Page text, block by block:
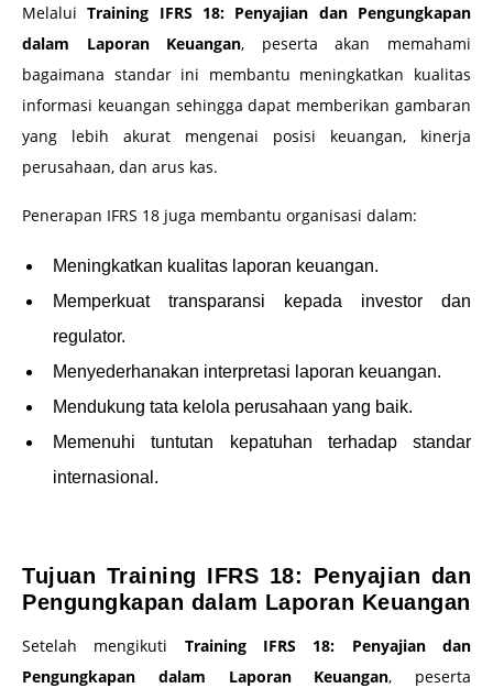
MelaluiTraining IFRS 18: Penyajian dan Pengungkapan
dalam Laporan Keuangan, peserta akan memahami
bagaimana standar ini membantu meningkatkan kualitas
informasi keuangan sehingga dapat memberikan gambaran
yang lebih akurat mengenai posisi keuangan, kinerja
perusahaan, dan arus kas.
Penerapan IFRS 18 juga membantu organisasi dalam:
Meningkatkan kualitas laporan keuangan.
Memperkuat transparansi kepada investor dan
regulator.
Menyederhanakan interpretasi laporan keuangan.
Mendukung tata kelola perusahaan yang baik.
Memenuhi tuntutan kepatuhan terhadap standar
internasional.
Tujuan Training IFRS 18: Penyajian dan
Pengungkapan dalam Laporan Keuangan
Setelah mengikuti Training IFRS 18: Penyajian dan
Pengungkapan dalam Laporan Keuangan, peserta